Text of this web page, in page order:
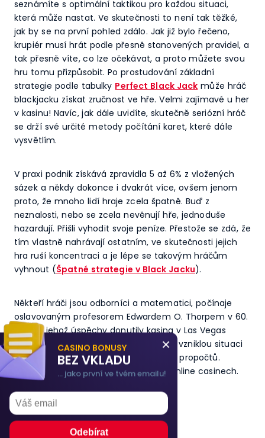
seznámíte s optimální taktikou pro každou situaci,
která může nastat. Ve skutečnosti to není tak těžké,
jak by se na první pohled zdálo. Jak již bylo řečeno,
krupiér musí hrát podle přesně stanovených pravidel, a
tak přesně víte, co lze očekávat, a proto můžete svou
hru tomu přizpůsobit. Po prostudování základní
strategie podle tabulky Perfect Black Jack může hráč
blackjacku získat zručnost ve hře. Velmi zajímavé u her
v kasinu! Navíc, jak dále uvidíte, skutečně seriózní hráč
se drží své určité metody počítání karet, které dále
vysvětlím.
V praxi podnik získává zpravidla 5 až 6% z vložených
sázek a někdy dokonce i dvakrát více, ovšem jenom
proto, že mnoho lidí hraje zcela špatně. Buď z
neznalosti, nebo se zcela nevěnují hře, jednoduše
hazardují. Přišli vyhodit svoje peníze. Přestože se zdá, že
tím vlastně nahrávají ostatním, ve skutečnosti jejich
hra ruší koncentraci a je lépe se takovým hráčům
vyhnout (Špatné strategie v Black Jacku).
Někteří hráči jsou odborníci a matematici, počínaje
oslavovaným profesorem Edwardem O. Thorpem v 60.
létech, jehož úspěchy donutily kasina v Las Vegas
změnit pravidla, takže kalkulují každou vzniklou situaci
ve hře často na základě počítačových propočtů.
Způsob hry občas mění, to samé i v online casinech.
Casino bonusy
×
CASINO BONUSY
BEZ VKLADU
... jako první ve tvém emailu!